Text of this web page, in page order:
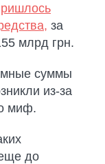
за
млрд грн.
суммы
из-за
миф.
до